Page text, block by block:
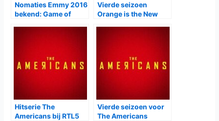
Nomaties Emmy 2016
bekend: Game of
Vierde seizoen
Orange is the New
Hitserie The
Americans bij RTL5
Vierde seizoen voor
The Americans